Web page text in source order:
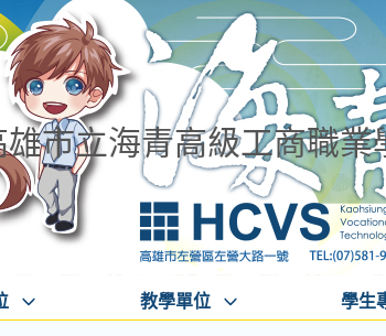
雄市立海青高級工商職業
教學單位 學生